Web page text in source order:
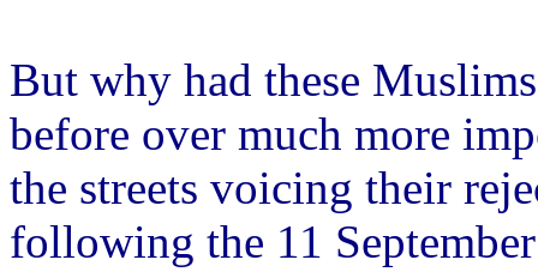
But why had these
before over much more
the streets voicing their
following the 11